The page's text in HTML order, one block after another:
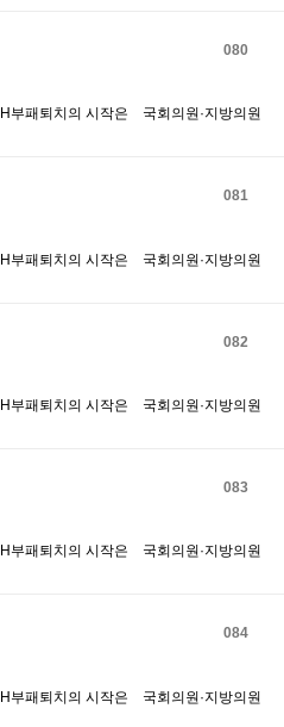
080
부패퇴치의 시작은 국회의원·지방의원
081
부패퇴치의 시작은 국회의원·지방의원
082
부패퇴치의 시작은 국회의원·지방의원
083
부패퇴치의 시작은 국회의원·지방의원
084
부패퇴치의 시작은 국회의원·지방의원